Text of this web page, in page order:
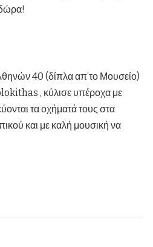
40 (δίπλα απ’το Μουσείο)
, κύλισε υπέροχα με
τα οχήματά τους στα
και με καλή μουσική να